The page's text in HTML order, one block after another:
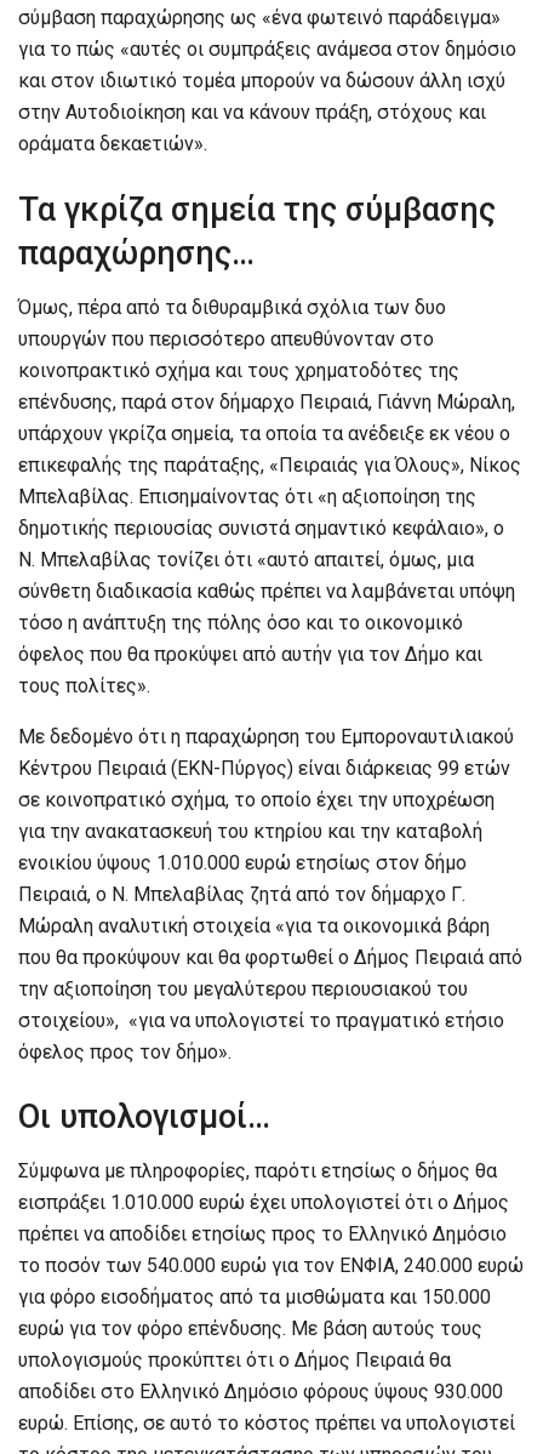
σύμβαση παραχώρησης ως «ένα φωτεινό παράδειγμα»
για το πώς «αυτές οι συμπράξεις ανάμεσα στον δημόσιο
και στον ιδιωτικό τομέα μπορούν να δώσουν άλλη ισχύ
στην Αυτοδιοίκηση και να κάνουν πράξη, στόχους και
οράματα δεκαετιών».
Τα γκρίζα σημεία της σύμβασης
παραχώρησης…
Όμως, πέρα από τα διθυραμβικά σχόλια των δυο
υπουργών που περισσότερο απευθύνονταν στο
κοινοπρακτικό σχήμα και τους χρηματοδότες της
επένδυσης, παρά στον δήμαρχο Πειραιά, Γιάννη Μώραλη,
υπάρχουν γκρίζα σημεία, τα οποία τα ανέδειξε εκ νέου ο
επικεφαλής της παράταξης, «Πειραιάς για Όλους», Νίκος
Μπελαβίλας. Επισημαίνοντας ότι «η αξιοποίηση της
δημοτικής περιουσίας συνιστά σημαντικό κεφάλαιο», ο
Ν. Μπελαβίλας τονίζει ότι «αυτό απαιτεί, όμως, μια
σύνθετη διαδικασία καθώς πρέπει να λαμβάνεται υπόψη
τόσο η ανάπτυξη της πόλης όσο και το οικονομικό
όφελος που θα προκύψει από αυτήν για τον Δήμο και
τους πολίτες».
Με δεδομένο ότι η παραχώρηση του Εμποροναυτιλιακού
Κέντρου Πειραιά (ΕΚΝ-Πύργος) είναι διάρκειας 99 ετών
σε κοινοπρατικό σχήμα, το οποίο έχει την υποχρέωση
για την ανακατασκευή του κτηρίου και την καταβολή
ενοικίου ύψους 1.010.000 ευρώ ετησίως στον δήμο
Πειραιά, ο Ν. Μπελαβίλας ζητά από τον δήμαρχο Γ.
Μώραλη αναλυτική στοιχεία «για τα οικονομικά βάρη
που θα προκύψουν και θα φορτωθεί ο Δήμος Πειραιά από
την αξιοποίηση του μεγαλύτερου περιουσιακού του
στοιχείου», «για να υπολογιστεί το πραγματικό ετήσιο
όφελος προς τον δήμο».
Οι υπολογισμοί…
Σύμφωνα με πληροφορίες, παρότι ετησίως ο δήμος θα
εισπράξει 1.010.000 ευρώ έχει υπολογιστεί ότι ο Δήμος
πρέπει να αποδίδει ετησίως προς το Ελληνικό Δημόσιο
το ποσόν των 540.000 ευρώ για τον ΕΝΦΙΑ, 240.000 ευρώ
για φόρο εισοδήματος από τα μισθώματα και 150.000
ευρώ για τον φόρο επένδυσης. Με βάση αυτούς τους
υπολογισμούς προκύπτει ότι ο Δήμος Πειραιά θα
αποδίδει στο Ελληνικό Δημόσιο φόρους ύψους 930.000
ευρώ. Επίσης, σε αυτό το κόστος πρέπει να υπολογιστεί